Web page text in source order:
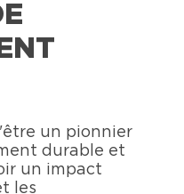
un pionnier
durable et
un impact
les